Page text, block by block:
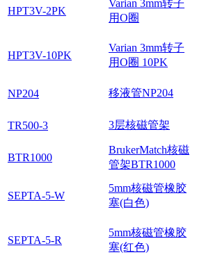
HPT5V-10PK
转子用O圈
10PK
HPT3B-2PK
BRUKER
3mm转子用
O圈
HPT3B-10PK
BRUKER
3mm转子用
转子用O圈
HPT3V-10PK
转子用O圈
10PK
NP204